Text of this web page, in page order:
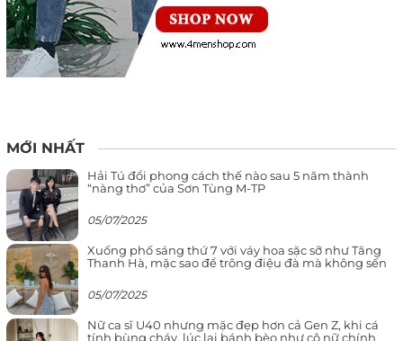
MỚI NHẤT
Hải Tú đổi phong cách thế nào sau 5 năm thành
“nàng thơ” của Sơn Tùng M-TP
05/07/2025
Xuống phố sáng thứ 7 với váy hoa sặc sỡ như Tăng
Thanh Hà, mặc sao để trông điệu đà mà không sến
05/07/2025
Nữ ca sĩ U40 nhưng mặc đẹp hơn cả Gen Z, khi cá
tính bùng cháy, lúc lại bánh bèo như cô nữ chính